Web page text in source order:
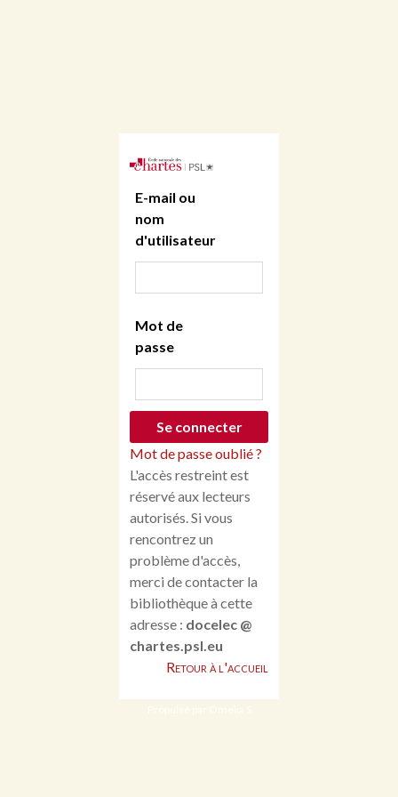
E-mail ou
nom
d'utilisateur
Mot de
passe
Mot de passe oublié ?
L'accès restreint est
réservé aux lecteurs
autorisés. Si vous
rencontrez un
problème d'accès,
merci de contacter la
bibliothèque à cette
adresse : docelec @
chartes.psl.eu
Retour à l'accueil
Propulsé par Omeka S